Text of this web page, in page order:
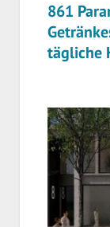
861
tägliche